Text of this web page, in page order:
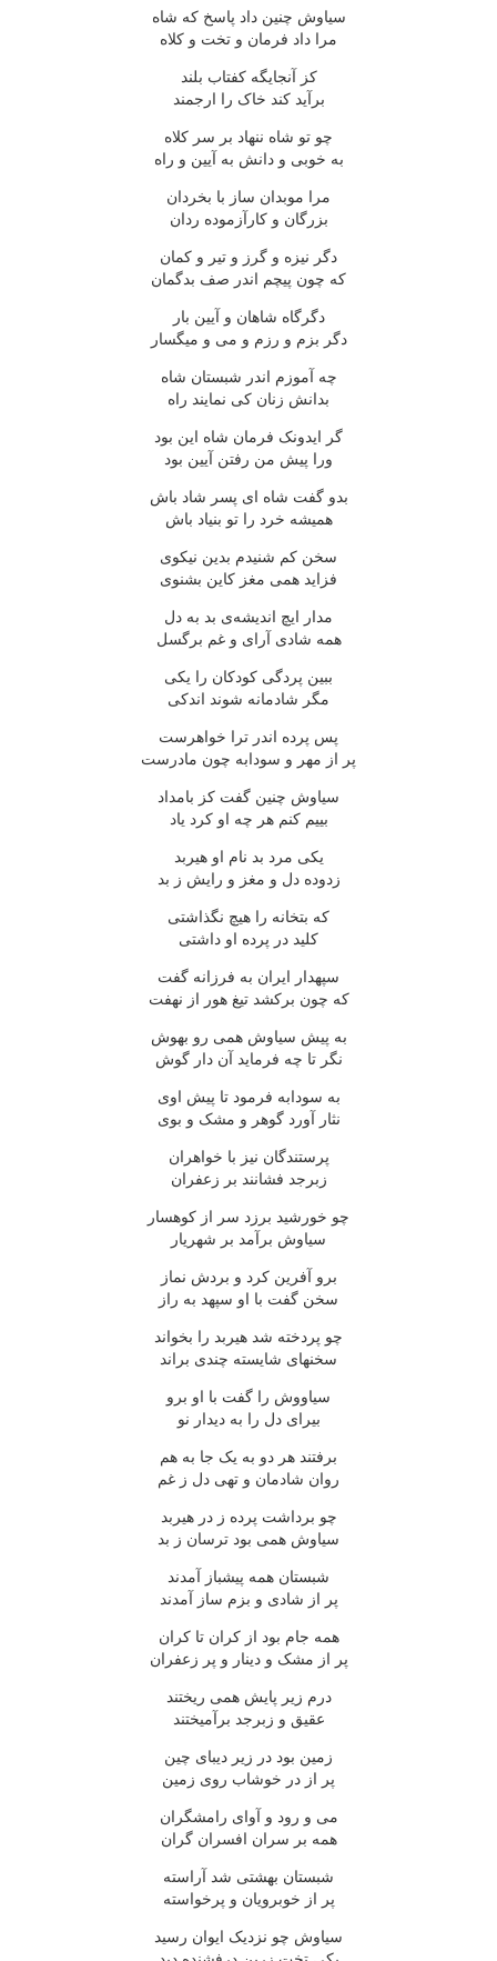
سیاوش چنین داد پاسخ که شاه
مرا داد فرمان و تخت و کلاه
کز آنجایگه کفتاب بلند
برآید کند خاک را ارجمند
چو تو شاه ننهاد بر سر کلاه
به خوبی و دانش به آیین و راه
مرا موبدان ساز با بخردان
بزرگان و کارآزموده ردان
دگر نیزه و گرز و تیر و کمان
که چون پیچم اندر صف بدگمان
دگرگاه شاهان و آیین بار
دگر بزم و رزم و می و میگسار
چه آموزم اندر شبستان شاه
بدانش زنان کی نمایند راه
گر ایدونک فرمان شاه این بود
ورا پیش من رفتن آیین بود
بدو گفت شاه ای پسر شاد باش
همیشه خرد را تو بنیاد باش
سخن کم شنیدم بدین نیکوی
فزاید همی مغز کاین بشنوی
مدار ایچ اندیشه‌ی بد به دل
همه شادی آرای و غم برگسل
ببین پردگی کودکان را یکی
مگر شادمانه شوند اندکی
پس پرده اندر ترا خواهرست
پر از مهر و سودابه چون مادرست
سیاوش چنین گفت کز بامداد
بییم کنم هر چه او کرد یاد
یکی مرد بد نام او هیربد
زدوده دل و مغز و رایش ز بد
که بتخانه را هیچ نگذاشتی
کلید در پرده او داشتی
سپهدار ایران به فرزانه گفت
که چون برکشد تیغ هور از نهفت
به پیش سیاوش همی رو بهوش
نگر تا چه فرماید آن دار گوش
به سودابه فرمود تا پیش اوی
نثار آورد گوهر و مشک و بوی
پرستندگان نیز با خواهران
زبرجد فشانند بر زعفران
چو خورشید برزد سر از کوهسار
سیاوش برآمد بر شهریار
برو آفرین کرد و بردش نماز
سخن گفت با او سپهد به راز
چو پردخته شد هیربد را بخواند
سخنهای شایسته چندی براند
سیاووش را گفت با او برو
بیرای دل را به دیدار نو
برفتند هر دو به یک جا به هم
روان شادمان و تهی دل ز غم
چو برداشت پرده ز در هیربد
سیاوش همی بود ترسان ز بد
شبستان همه پیشباز آمدند
پر از شادی و بزم ساز آمدند
همه جام بود از کران تا کران
پر از مشک و دینار و پر زعفران
درم زیر پایش همی ریختند
عقیق و زبرجد برآمیختند
زمین بود در زیر دیبای چین
پر از در خوشاب روی زمین
می و رود و آوای رامشگران
همه بر سران افسران گران
شبستان بهشتی شد آراسته
پر از خوبرویان و پرخواسته
سیاوش چو نزدیک ایوان رسید